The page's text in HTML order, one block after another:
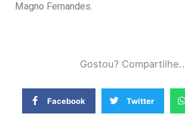
Magno Fernandes.
Gostou?
Facebook Twitter